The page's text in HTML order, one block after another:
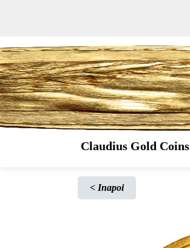
Claudius Gold Coins
<Inapoi